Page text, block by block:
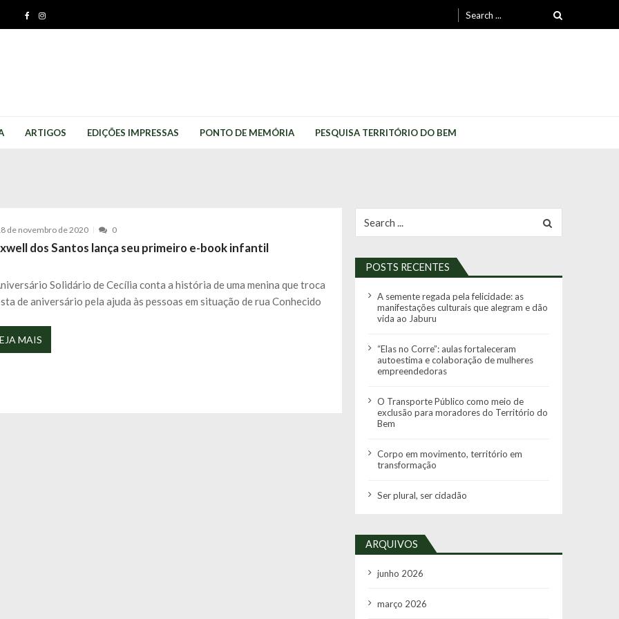
for:
ARTIGOS EDIÇÕES IMPRESSAS PONTO DE MEMÓRIA PESQUISA TERRITÓRIO DO BEM
de novembro de 2020 0
dos Santos lança seu primeiro e-book infantil
Solidário de Cecília conta a história de uma menina que troca
de aniversário pela ajuda às pessoas em situação de rua Conhecido
MAIS
for:
POSTS RECENTES
A semente regada pela felicidade: as
manifestações culturais que alegram e dão
vida ao Jaburu
“Elas no Corre”: aulas fortaleceram
autoestima e colaboração de mulheres
empreendedoras
O Transporte Público como meio de
exclusão para moradores do Território do
Bem
Corpo em movimento, território em
transformação
Ser plural, ser cidadão
ARQUIVOS
junho 2026
março 2026